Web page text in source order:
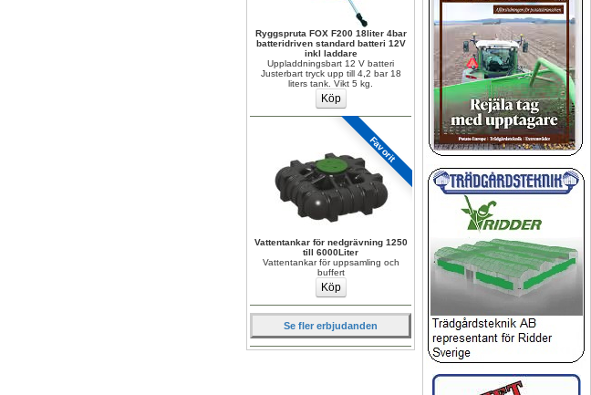
Ryggspruta FOX F200 18liter 4bar
batteridriven standard batteri 12V
inkl laddare
Uppladdningsbart 12 V batteri
Justerbart tryck upp till 4,2 bar 18
liters tank. Vikt 5 kg.
Favorit
Vattentankar för nedgrävning 1250
till 6000Liter
Vattentankar för uppsamling och
buffert
Se fler erbjudanden